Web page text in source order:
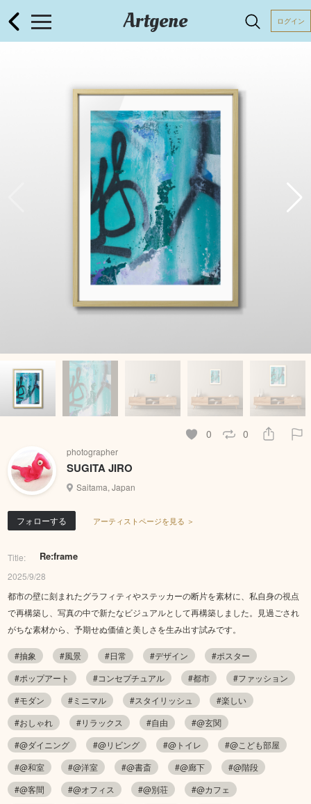
Artgene ログイン
0 0
photographer
SUGITA JIRO
Saitama, Japan
フォローする アーティストページを見る ＞
Title: Re:frame
2025/9/28
都市の壁に刻まれたグラフィティやステッカーの断片を素材に、私自身の視点
で再構築し、写真の中で新たなビジュアルとして再構築しました。見過ごされ
がちな素材から、予期せぬ価値と美しさを生み出す試みです。
#抽象 #風景 #日常 #デザイン
#ポスター
#ポップアート
#コンセプチュアル #都市
#ファッション
#モダン
#ミニマル #スタイリッシュ
#楽しい
#おしゃれ
#リラックス #自由
#@玄関
#@ダイニング
#@リビング #@トイレ
#@こども部屋
#@和室
#@洋室 #@書斎 #@廊下
#@階段
#@客間
#@オフィス #@別荘
#@カフェ